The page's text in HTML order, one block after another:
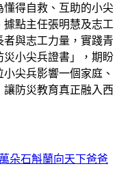
得自救、互助的小尖
點主任張明慧及志工
者與志工力量，實踐青
小尖兵證書」，期盼
尖兵影響一個家庭、
防災教育真正融入西
朵石斛蘭向天下爸爸